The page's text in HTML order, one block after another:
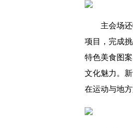
主会场
项目，完成
特色美食图
文化魅力。
在运动与地